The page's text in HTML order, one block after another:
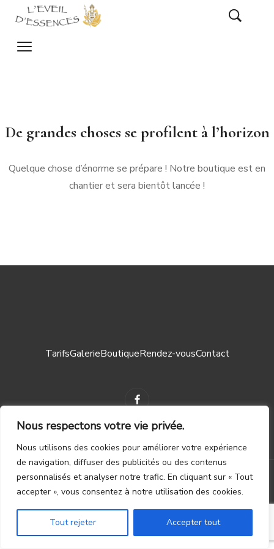
Nous respectons votre vie privée.
Nous utilisons des cookies pour améliorer votre expérience
de navigation, diffuser des publicités ou des contenus
personnalisés et analyser notre trafic. En cliquant sur « Tout
accepter », vous consentez à notre utilisation des cookies.
Tout rejeter Accepter tout
De grandes choses se profilent à l’horizon
Quelque chose d’énorme se prépare ! Notre boutique est en
chantier et sera bientôt lancée !
TarifsGalerieBoutiqueRendez-vousContact
Mentions légales ┃CGV
© 2023 – TOUS DROITS RÉSERVÉS. CRÉATION PAR
WAPIX.BE